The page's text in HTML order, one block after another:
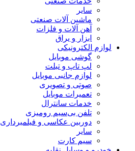
سایر
ماشین آلات صنعتی
آهن آلات و فلزات
ابزار و یراق
لوازم الکترونیکی
گوشی موبایل
لپ تاپ و تبلت
لوازم جانبی موبایل
صوتی و تصویری
تعمیرات موبایل
خدمات سانترال
تلفن بی‌سیم رومیزی
دوربین عکاسی و فیلمبرداری
سایر
سیم کارت